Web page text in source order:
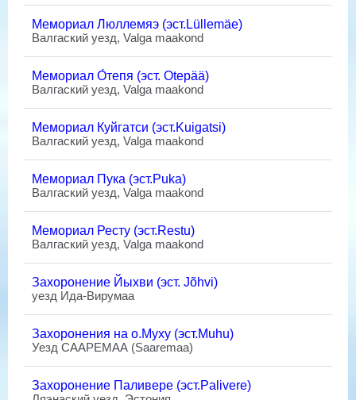
Мемориал Люллемяэ (эст.Lüllemäe)
Валгаский уезд, Valga maakond
Мемориал О́тепя (эст. Otepää)
Валгаский уезд, Valga maakond
Мемориал Куйгатси (эст.Kuigatsi)
Валгаский уезд, Valga maakond
Мемориал Пука (эст.Puka)
Валгаский уезд, Valga maakond
Мемориал Ресту (эст.Restu)
Валгаский уезд, Valga maakond
Захоронение Йыхви (эст. Jõhvi)
уезд Ида-Вирумаа
Захоронения на о.Муху (эст.Muhu)
Уезд СААРЕМАА (Saaremaa)
Захоронение Паливере (эст.Palivere)